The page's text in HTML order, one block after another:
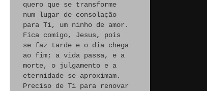
quero que se transforme
num lugar de consolação
para Ti, um ninho de amor.
Fica comigo, Jesus, pois
se faz tarde e o dia chega
ao fim; a vida passa, e a
morte, o julgamento e a
eternidade se aproximam.
Preciso de Ti para renovar